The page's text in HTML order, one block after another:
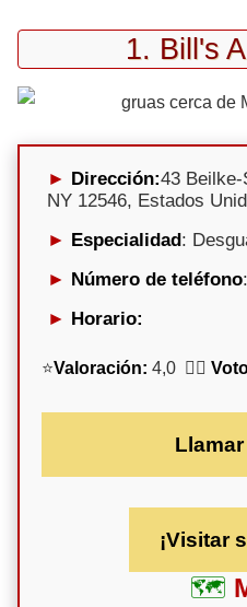
1. Bill's
Dirección:43
NY 12546, Estados
Especialidad:
Número de teléfono
Horario:
⭐Valoración: 4,0 🕵️‍♀️
¡Visitar